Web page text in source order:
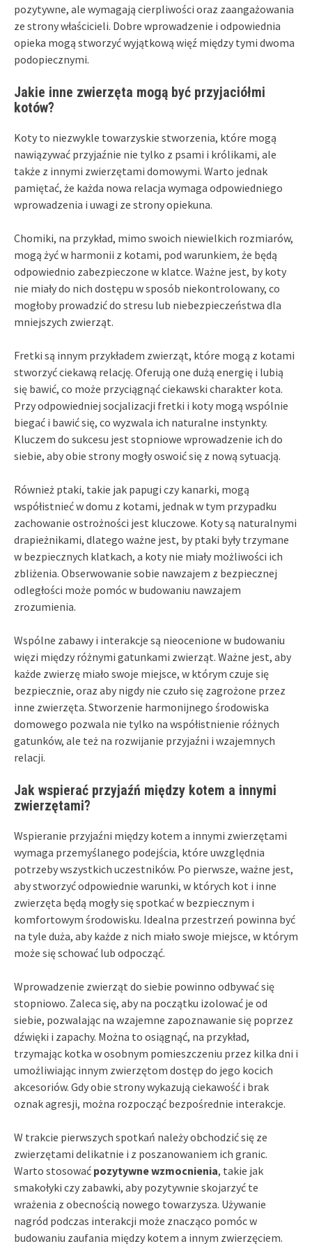
pozytywne, ale wymagają cierpliwości oraz zaangażowania
ze strony właścicieli. Dobre wprowadzenie i odpowiednia
opieka mogą stworzyć wyjątkową więź między tymi dwoma
podopiecznymi.
Jakie inne zwierzęta mogą być przyjaciółmi
kotów?
Koty to niezwykle towarzyskie stworzenia, które mogą
nawiązywać przyjaźnie nie tylko z psami i królikami, ale
także z innymi zwierzętami domowymi. Warto jednak
pamiętać, że każda nowa relacja wymaga odpowiedniego
wprowadzenia i uwagi ze strony opiekuna.
Chomiki, na przykład, mimo swoich niewielkich rozmiarów,
mogą żyć w harmonii z kotami, pod warunkiem, że będą
odpowiednio zabezpieczone w klatce. Ważne jest, by koty
nie miały do nich dostępu w sposób niekontrolowany, co
mogłoby prowadzić do stresu lub niebezpieczeństwa dla
mniejszych zwierząt.
Fretki są innym przykładem zwierząt, które mogą z kotami
stworzyć ciekawą relację. Oferują one dużą energię i lubią
się bawić, co może przyciągnąć ciekawski charakter kota.
Przy odpowiedniej socjalizacji fretki i koty mogą wspólnie
biegać i bawić się, co wyzwala ich naturalne instynkty.
Kluczem do sukcesu jest stopniowe wprowadzenie ich do
siebie, aby obie strony mogły oswoić się z nową sytuacją.
Również ptaki, takie jak papugi czy kanarki, mogą
współistnieć w domu z kotami, jednak w tym przypadku
zachowanie ostrożności jest kluczowe. Koty są naturalnymi
drapieżnikami, dlatego ważne jest, by ptaki były trzymane
w bezpiecznych klatkach, a koty nie miały możliwości ich
zbliżenia. Obserwowanie sobie nawzajem z bezpiecznej
odległości może pomóc w budowaniu nawzajem
zrozumienia.
Wspólne zabawy i interakcje są nieocenione w budowaniu
więzi między różnymi gatunkami zwierząt. Ważne jest, aby
każde zwierzę miało swoje miejsce, w którym czuje się
bezpiecznie, oraz aby nigdy nie czuło się zagrożone przez
inne zwierzęta. Stworzenie harmonijnego środowiska
domowego pozwala nie tylko na współistnienie różnych
gatunków, ale też na rozwijanie przyjaźni i wzajemnych
relacji.
Jak wspierać przyjaźń między kotem a innymi
zwierzętami?
Wspieranie przyjaźni między kotem a innymi zwierzętami
wymaga przemyślanego podejścia, które uwzględnia
potrzeby wszystkich uczestników. Po pierwsze, ważne jest,
aby stworzyć odpowiednie warunki, w których kot i inne
zwierzęta będą mogły się spotkać w bezpiecznym i
komfortowym środowisku. Idealna przestrzeń powinna być
na tyle duża, aby każde z nich miało swoje miejsce, w którym
może się schować lub odpocząć.
Wprowadzenie zwierząt do siebie powinno odbywać się
stopniowo. Zaleca się, aby na początku izolować je od
siebie, pozwalając na wzajemne zapoznawanie się poprzez
dźwięki i zapachy. Można to osiągnąć, na przykład,
trzymając kotka w osobnym pomieszczeniu przez kilka dni i
umożliwiając innym zwierzętom dostęp do jego kocich
akcesoriów. Gdy obie strony wykazują ciekawość i brak
oznak agresji, można rozpocząć bezpośrednie interakcje.
W trakcie pierwszych spotkań należy obchodzić się ze
zwierzętami delikatnie i z poszanowaniem ich granic.
Warto stosować pozytywne wzmocnienia, takie jak
smakołyki czy zabawki, aby pozytywnie skojarzyć te
wrażenia z obecnością nowego towarzysza. Używanie
nagród podczas interakcji może znacząco pomóc w
budowaniu zaufania między kotem a innym zwierzęciem.